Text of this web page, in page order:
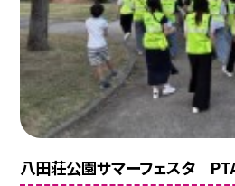
八田荘公園サマーフェスタ